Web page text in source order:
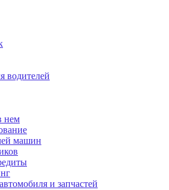
водителей
нем
машин
и запчастей